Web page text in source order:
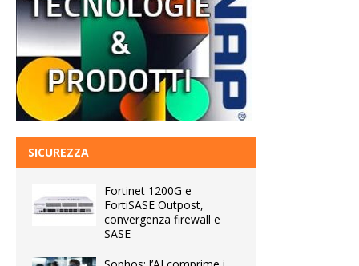
SICUREZZA
Fortinet 1200G e
FortiSASE Outpost,
convergenza firewall e
SASE